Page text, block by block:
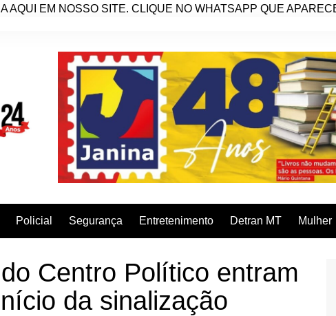
AQUI EM NOSSO SITE. CLIQUE NO WHATSAPP QUE
Policial Segurança Entretenimento Detran MT Mulher
Centro Político entram
da sinalização